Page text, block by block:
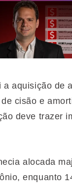
aquisição de
cisão e
deve trazer
alocada
enquanto